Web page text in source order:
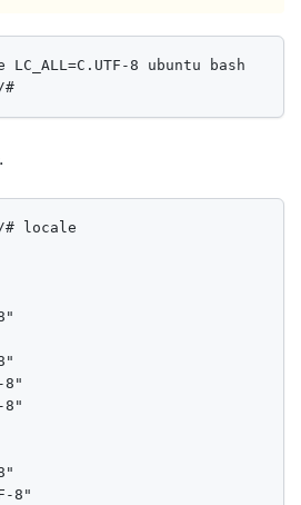
8 ubuntu bash
#
# locale
8"
8"
8"